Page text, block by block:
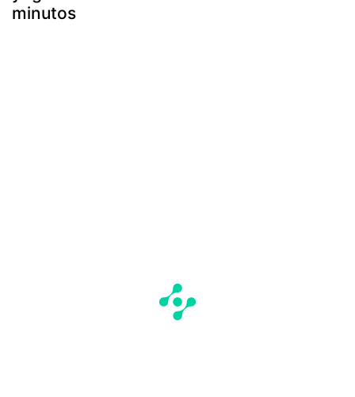
minutos